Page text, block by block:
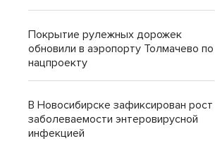
Покрытие рулежных дорожек
обновили в аэропорту Толмачево по
нацпроекту
В Новосибирске зафиксирован рост
заболеваемости энтеровирусной
инфекцией